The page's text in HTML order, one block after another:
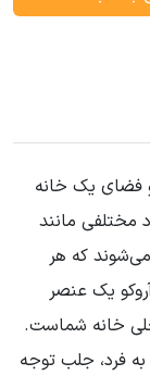
فضای یک خانه
مختلفی مانند
که هر
یک عنصر
خانه شماست.
فرد، جلب توجه